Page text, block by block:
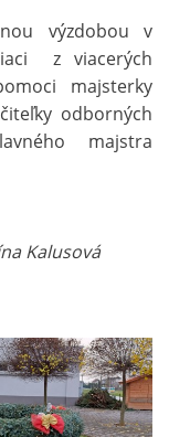
výzdobou v
z viacerých
majsterky
odborných
majstra
Kalusová